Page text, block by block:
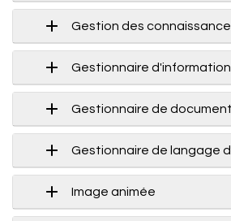
Gestion des connaissance
Gestionnaire d'information
Gestionnaire de
Gestionnaire de langage
Image animée